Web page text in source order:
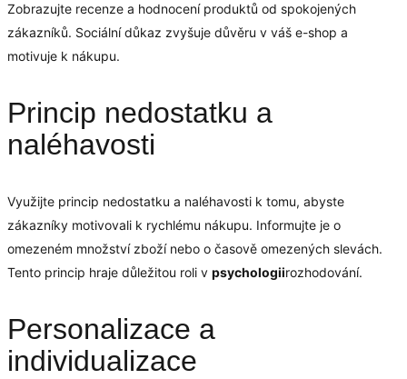
Zobrazujte recenze a hodnocení produktů od spokojených
zákazníků. Sociální důkaz zvyšuje důvěru v váš e-shop a
motivuje k nákupu.
Princip nedostatku a
naléhavosti
Využijte princip nedostatku a naléhavosti k tomu, abyste
zákazníky motivovali k rychlému nákupu. Informujte je o
omezeném množství zboží nebo o časově omezených slevách.
Tento princip hraje důležitou roli v psychologiirozhodování.
Personalizace a
individualizace